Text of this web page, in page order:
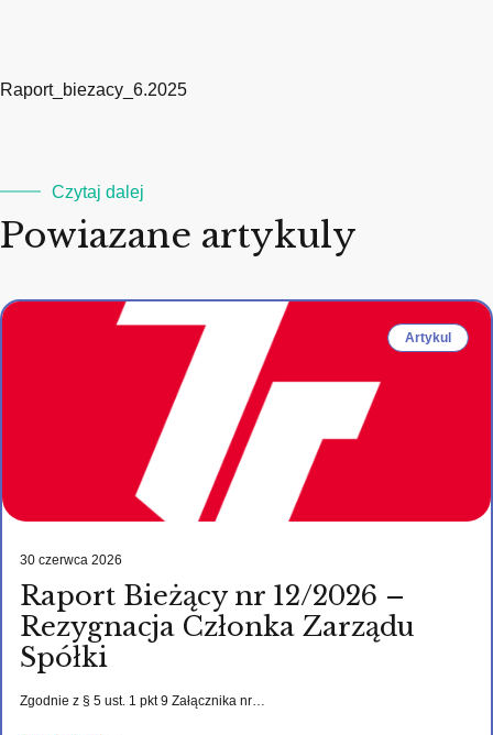
Raport_biezacy_6.2025
Czytaj dalej
Powiazane artykuly
Artykul
30 czerwca 2026
Raport Bieżący nr 12/2026 –
Rezygnacja Członka Zarządu
Spółki
Zgodnie z § 5 ust. 1 pkt 9 Załącznika nr…